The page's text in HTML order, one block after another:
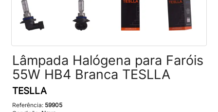
Lâmpada Halógena para Faróis
55W HB4 Branca TESLLA
TESLLA
Referência: 59905